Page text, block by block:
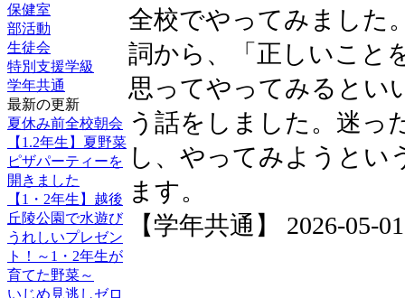
保健室
部活動
生徒会
特別支援学級
学年共通
最新の更新
夏休み前全校朝会
【1.2年生】夏野菜
ピザパーティーを
開きました
【1・2年生】越後
丘陵公園で水遊び
うれしいプレゼン
ト！～1・2年生が
育てた野菜～
いじめ見逃しゼロ
全校でやってみました
詞から、「正しいこと
思ってやってみるとい
う話をしました。迷っ
し、やってみようとい
ます。
【学年共通】 2026-05-